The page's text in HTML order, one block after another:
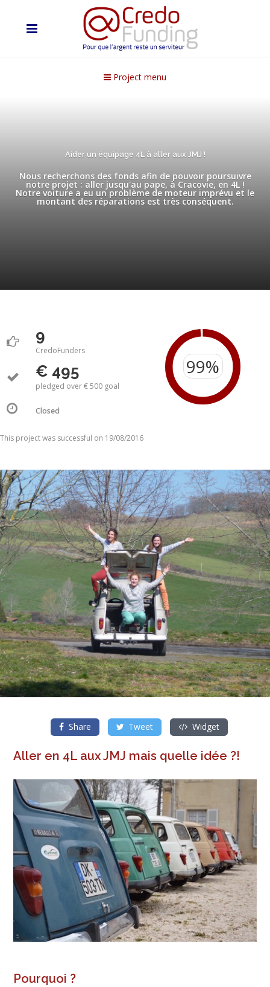
Project menu
Aider un équipage 4L à aller aux JMJ !
Nous recherchons des fonds afin de pouvoir poursuivre
notre projet : aller jusqu'au pape, à Cracovie, en 4L !
Notre voiture a eu un problème de moteur imprévu et le
montant des réparations est très conséquent.
9
CredoFunders
€ 495
pledged over € 500 goal
Closed
This project was successful on 19/08/2016
Share Tweet Widget
Aller en 4L aux JMJ mais quelle idée ?!
Pourquoi ?